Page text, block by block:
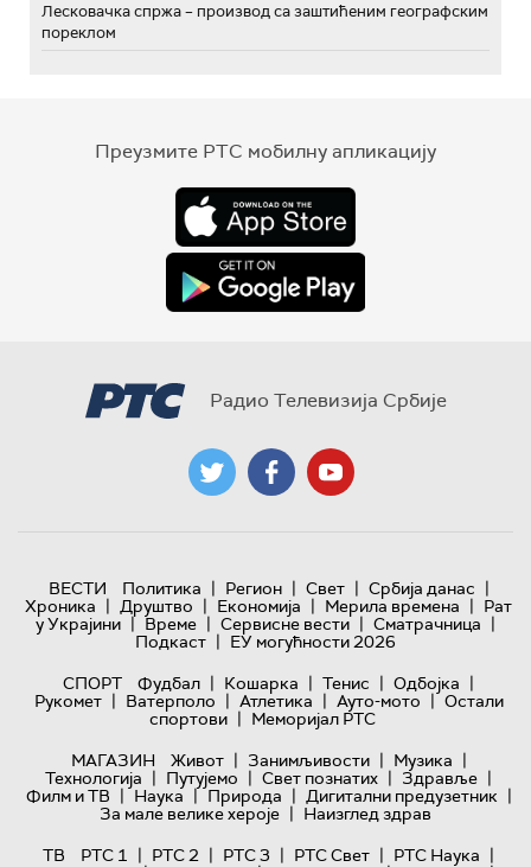
Лесковачка спржа – производ са заштићеним географским
пореклом
Преузмите РТС мобилну апликацију
Радио Телевизија Србије
ВЕСТИ Политика | Регион | Свет | Србија данас |
Хроника | Друштво | Економија | Мерила времена | Рат
у Украјини | Време | Сервисне вести | Сматрачница |
Подкаст | ЕУ могућности 2026
СПОРТ
Фудбал | Кошарка | Тенис | Одбојка |
Рукомет | Ватерполо | Атлетика | Ауто-мото | Остали
спортови | Меморијал РТС
МАГАЗИН
Живот | Занимљивости | Музика |
Технологијa | Путујемо | Свет познатих | Здравље |
Филм и ТВ | Наука | Природа | Дигитални предузетник |
За мале велике хероје | Наизглед здрав
ТВ
РТС 1 | РТС 2 | РТС 3 | РТС Свет | РТС Наука |